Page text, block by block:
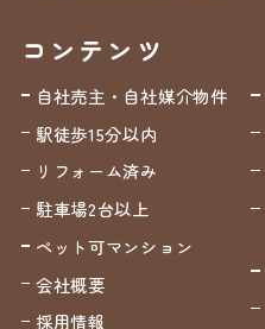
コンテンツ
自社売主・自社媒介物件
駅徒歩15分以内
リフォーム済み
駐車場2台以上
ペット可マンション
会社概要
採用情報